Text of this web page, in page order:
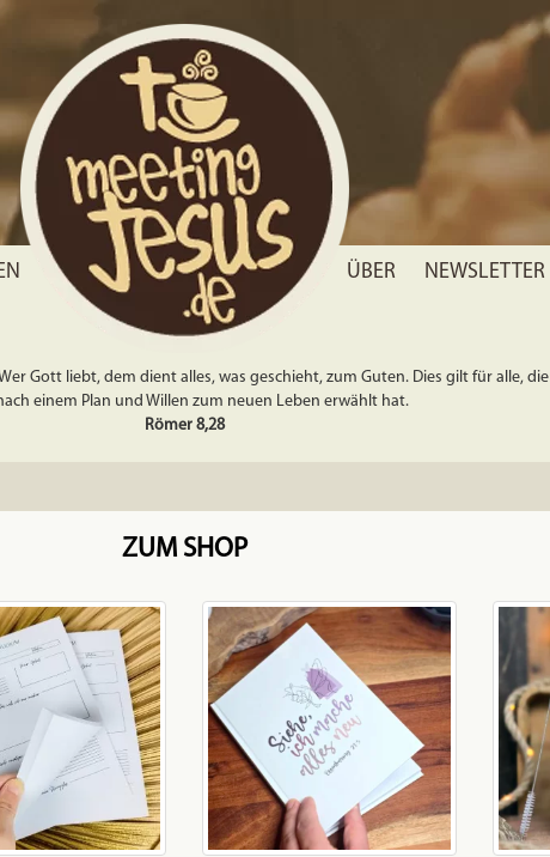
ÜBER NEWSLETTER
Gott liebt, dem dient alles, was geschieht, zum Guten. Dies gilt für alle, die
einem Plan und Willen zum neuen Leben erwählt hat.
Römer 8,28
ZUM SHOP